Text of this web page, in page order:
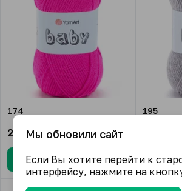
174
259.72 ₽/упак.
В корзину
195
Мы обновили сайт
Если Вы хотите перейти к
интерфейсу, нажмите на